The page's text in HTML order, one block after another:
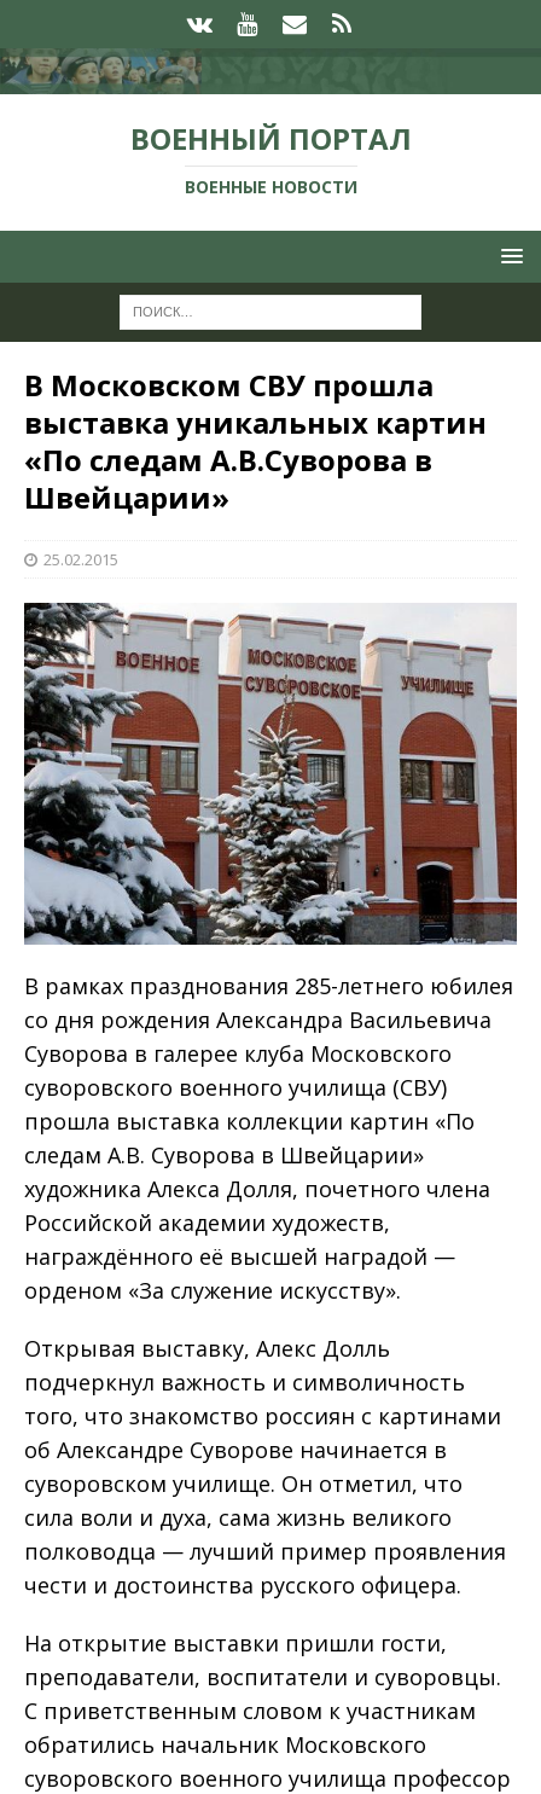
ВОЕННЫЙ ПОРТАЛ
ВОЕННЫЕ НОВОСТИ
В Московском СВУ прошла
выставка уникальных картин
«По следам А.В.Суворова в
Швейцарии»
25.02.2015
В рамках празднования 285-летнего юбилея
со дня рождения Александра Васильевича
Суворова в галерее клуба Московского
суворовского военного училища (СВУ)
прошла выставка коллекции картин «По
следам А.В. Суворова в Швейцарии»
художника Алекса Долля, почетного члена
Российской академии художеств,
награждённого её высшей наградой —
орденом «За служение искусству».
Открывая выставку, Алекс Долль
подчеркнул важность и символичность
того, что знакомство россиян с картинами
об Александре Суворове начинается в
суворовском училище. Он отметил, что
сила воли и духа, сама жизнь великого
полководца — лучший пример проявления
чести и достоинства русского офицера.
На открытие выставки пришли гости,
преподаватели, воспитатели и суворовцы.
С приветственным словом к участникам
обратились начальник Московского
суворовского военного училища профессор